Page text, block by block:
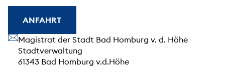
ANFAHRT
Unsere Anschrift
Magistrat der Stadt Bad Homburg v. d. Höhe
Stadtverwaltung
61343 Bad Homburg v.d.Höhe